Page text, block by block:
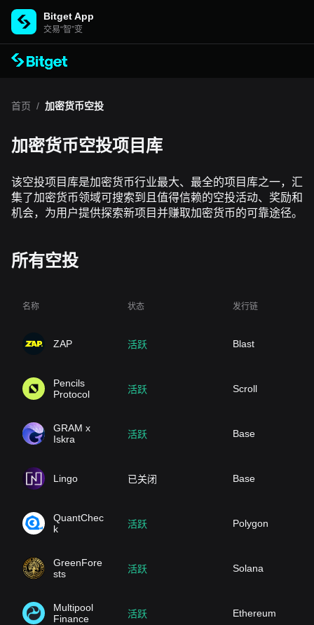
Bitget App
交易“智”变
首页 / 加密货币空投
加密货币空投项目库
该空投项目库是加密货币行业最大、最全的项目库之一，汇
集了加密货币领域可搜索到且值得信赖的空投活动、奖励和
机会，为用户提供探索新项目并赚取加密货币的可靠途径。
所有空投
名称 状态 发行链
ZAP 活跃 Blast
Pencils
Protocol
活跃 Scroll
GRAM x
Iskra
活跃 Base
Lingo 已关闭 Base
QuantChec
k
活跃 Polygon
GreenFore
sts
活跃 Solana
Multipool
Finance
活跃 Ethereum